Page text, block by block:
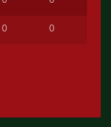
0 0